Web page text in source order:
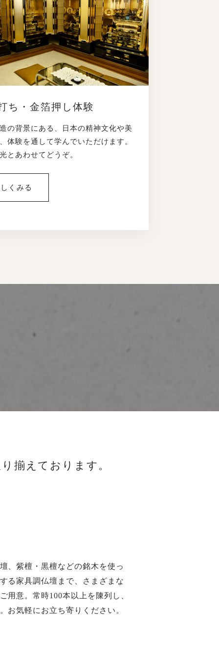
ち・金箔押し体験
の背景にある、日本の精神文化や美
体験を通して学んでいただけます。
とあわせてどうぞ。
くみる
揃えております。
、紫檀・黒檀などの銘木を使っ
る家具調仏壇まで、さまざまな
用意。常時100本以上を陳列し、
お気軽にお立ち寄りください。